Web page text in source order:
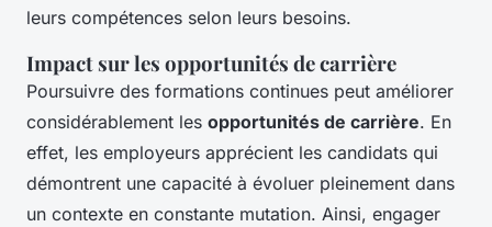
leurs compétences selon leurs besoins.
Impact sur les opportunités de carrière
Poursuivre des formations continues peut améliorer
considérablement les opportunités de carrière. En
effet, les employeurs apprécient les candidats qui
démontrent une capacité à évoluer pleinement dans
un contexte en constante mutation. Ainsi, engager